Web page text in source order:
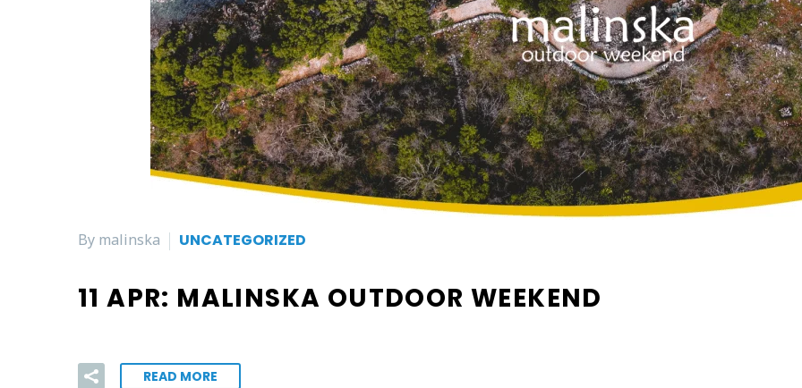
By malinska UNCATEGORIZED
11 APR: MALINSKA OUTDOOR WEEKEND
READ MORE